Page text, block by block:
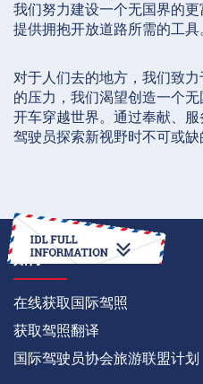
我们努力建设一个无国界的
提供拥抱开放道路所需的工具
对于人们去的地方，我们致
的压力，我们渴望创造一个
开车穿越世界。通过奉献、
驾驶员探索新视野时不可或缺
如何
在线获取国际驾照
获取驾照翻译
国际驾驶员协会旅游联盟计划